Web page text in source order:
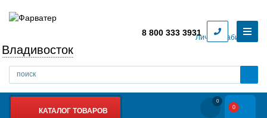
Личный кабинет
Владивосток
8 800 333 3931
КАТАЛОГ ТОВАРОВ
0
0